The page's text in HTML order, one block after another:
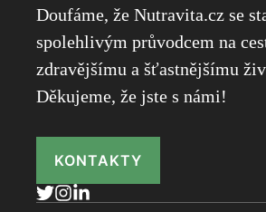
Doufáme, že Nutravita.cz se
spolehlivým průvodcem na
zdravějšímu a šťastnějšímu
Děkujeme, že jste s námi!
KONTAKTY